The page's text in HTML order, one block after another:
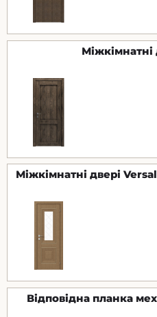
Міжкімнатні
Міжкімнатні двері
Відповідна планка